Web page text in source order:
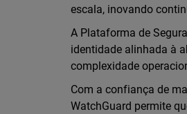
escala, inovando
A Plataforma de
identidade alinhada à
complexidade
Com a confiança de
WatchGuard permite